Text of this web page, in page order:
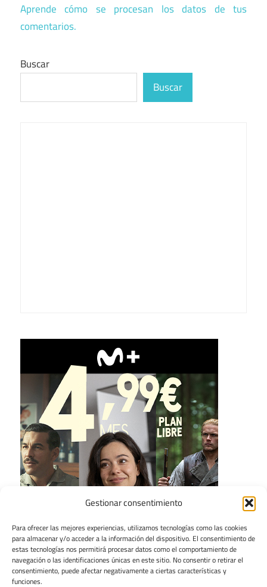
Gestionar consentimiento
Para ofrecer las mejores experiencias, utilizamos tecnologías como las cookies
para almacenar y/o acceder a la información del dispositivo. El consentimiento de
estas tecnologías nos permitirá procesar datos como el comportamiento de
navegación o las identificaciones únicas en este sitio. No consentir o retirar el
consentimiento, puede afectar negativamente a ciertas características y
funciones.
Aprende cómo se procesan los datos de tus
comentarios.
Buscar
Buscar